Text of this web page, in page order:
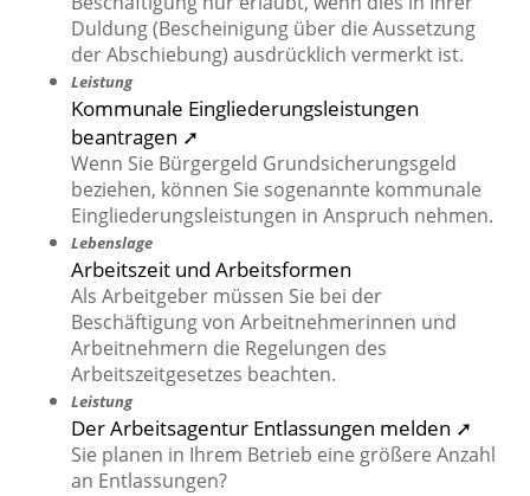
Duldung (Bescheinigung über die Aussetzung
der Abschiebung) ausdrücklich vermerkt ist.
Leistung
Kommunale Eingliederungsleistungen
beantragen ➚
Wenn Sie Bürgergeld Grundsicherungsgeld
beziehen, können Sie sogenannte kommunale
Eingliederungsleistungen in Anspruch nehmen.
Lebenslage
Arbeitszeit und Arbeitsformen
Als Arbeitgeber müssen Sie bei der
Beschäftigung von Arbeitnehmerinnen und
Arbeitnehmern die Regelungen des
Arbeitszeitgesetzes beachten.
Leistung
Der Arbeitsagentur Entlassungen melden ➚
Sie planen in Ihrem Betrieb eine größere Anzahl
an Entlassungen?